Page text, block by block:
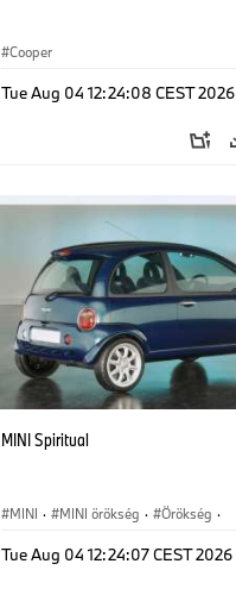
Cooper
Tue Aug 04 12:24:08 CEST 2026
MINI Spiritual
MINI · MINI örökség · Örökség ·
Tue Aug 04 12:24:07 CEST 2026